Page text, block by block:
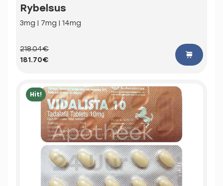
Rybelsus
3mg | 7mg | 14mg
218.04€
181.70€
Hit!